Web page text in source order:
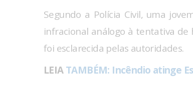
Segundo a Polícia Civil, uma
infracional análogo à tentativa de
foi esclarecida pelas autoridades.
LEIATAMBÉM: Incêndio atinge